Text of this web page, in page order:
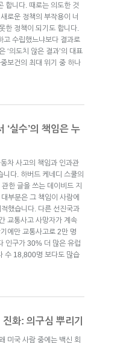
합니다. 때로는 의도한 것
로운 정책의 부작용이 너
한 정책이 되기도 합니다.
고 수립했느냐보다 결과로
‘의도치 않은 결과’의 대표
보건의 최대 위기 중 하나
‘실수’의 책임은 누
차 사고의 책임과 인과관
다. 하버드 케네디 스쿨의
한 글을 쓰는 데이비드 지
부분은 그 책임이 사람에
했습니다. 다른 선진국과
교통사고 사망자가 계속
에만 교통사고로 2만 명
인구가 30% 더 많은 유럽
수 18,800명 보다도 많습
진화: 의구심 뿌리기
미국 사람 중에는 백신 회